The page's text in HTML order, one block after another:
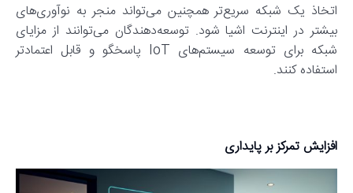
اتخاذ یک شبکه سریع‌تر همچنین می‌تواند منجر به نوآوری‌های
بیشتر در اینترنت اشیا شود. توسعه‌دهندگان می‌توانند از مزایای
شبکه برای توسعه سیستم‌های IoT پاسخگو و قابل اعتمادتر
استفاده کنند.
افزایش تمرکز بر پایداری